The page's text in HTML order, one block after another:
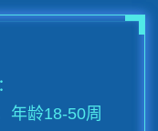
年龄18-50周